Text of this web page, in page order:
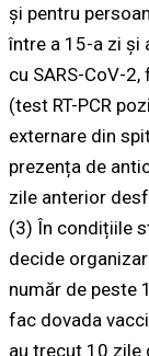
și pentru
între a 15-a zi și
cu SARS-CoV-
(test RT-PCR
externare din
prezența de
zile anterior
(3) În condițiile
decide
număr de peste
fac dovada
au trecut 10 zile